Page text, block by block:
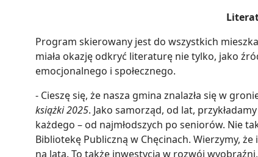
Program skierowany jest do wszystkich
miała okazję odkryć literaturę nie tylko, jako
emocjonalnego i społecznego.
- Cieszę się, że nasza gmina znalazła się w
książki 2025. Jako samorząd, od lat,
każdego – od najmłodszych po seniorów. Nie
Bibliotekę Publiczną w Chęcinach. Wierzymy,
na lata. To także inwestycja w rozwój